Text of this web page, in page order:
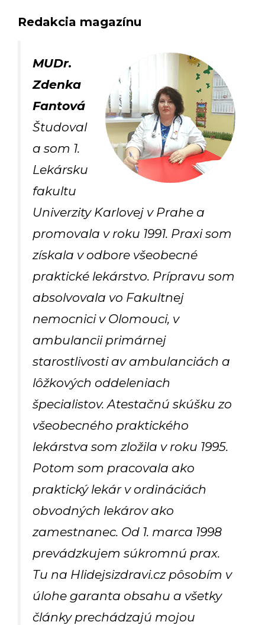
Redakcia magazínu
MUDr.
Zdenka
Fantová
Študoval
a som 1.
Lekársku
fakultu
Univerzity Karlovej v Prahe a
promovala v roku 1991. Praxi som
získala v odbore všeobecné
praktické lekárstvo. Prípravu som
absolvovala vo Fakultnej
nemocnici v Olomouci, v
ambulancii primárnej
starostlivosti av ambulanciách a
lôžkových oddeleniach
špecialistov. Atestačnú skúšku zo
všeobecného praktického
lekárstva som zložila v roku 1995.
Potom som pracovala ako
praktický lekár v ordináciách
obvodných lekárov ako
zamestnanec. Od 1. marca 1998
prevádzkujem súkromnú prax.
Tu na Hlidejsizdravi.cz pôsobím v
úlohe garanta obsahu a všetky
články prechádzajú mojou